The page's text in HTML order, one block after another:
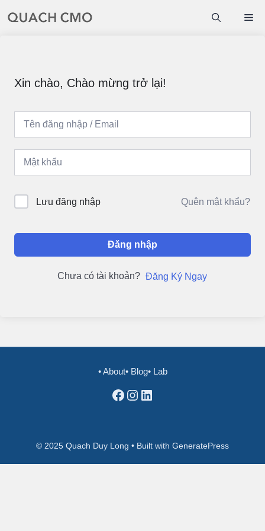
đến
Xin chào, Chào mừng trở lại!
Lưu đăng nhập Quên mật khẩu?
Đăng nhập
Chưa có tài khoản? Đăng Ký Ngay
• About• Blog• Lab
Facebook
Instagram
LinkedIn
© 2025 Quach Duy Long • Built with GeneratePress